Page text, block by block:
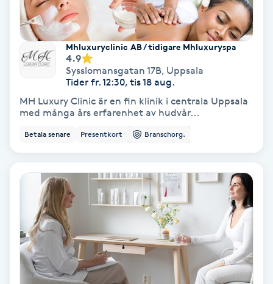
Färgning
Föning
Gel naglar
Gelenaglar
Gellack med förstärkning
Gravidmassage
Gravidyoga
Mhluxuryclinic AB / tidigare Mhluxuryspa
4.9
Sysslomansgatan 17B, Uppsala
Tider fr. 12:30, tis 18 aug.
MH Luxury Clinic är en fin klinik i centrala Uppsala
med många års erfarenhet av hudvår...
Betala senare Presentkort Branschorg.